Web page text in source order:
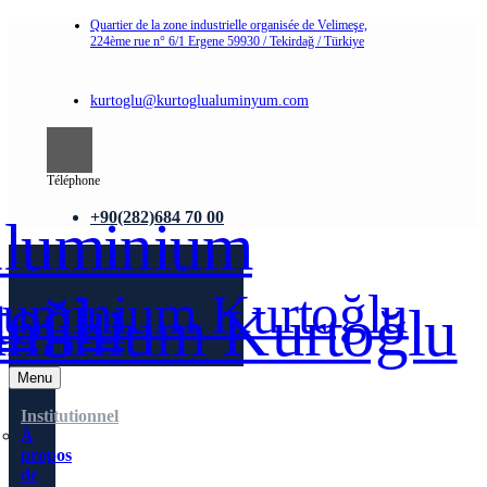
Quartier de la zone industrielle organisée de Velimeşe,
224ème rue n° 6/1 Ergene 59930 / Tekirdağ / Türkiye
kurtoglu@kurtoglualuminyum.com
Téléphone
+90(282)684 70 00
Menu
Institutionnel
À
propos
de